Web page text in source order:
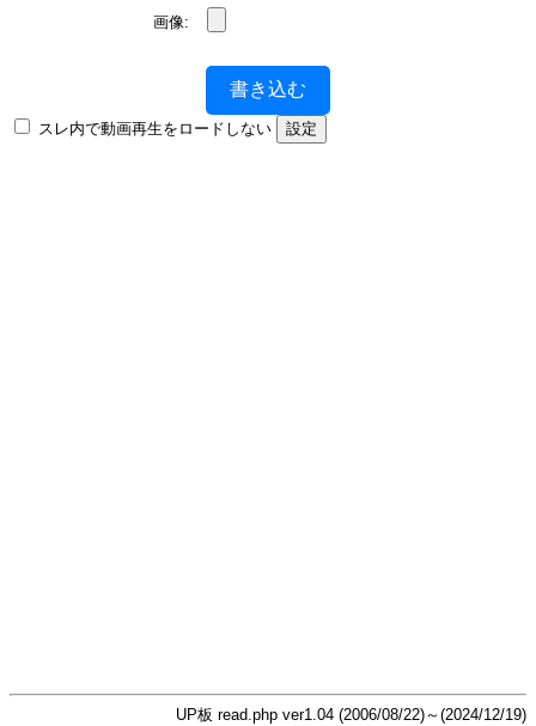
画像:
書き込む
スレ内で動画再生をロードしない
UP板 read.php ver1.04 (2006/08/22)～(2024/12/19)